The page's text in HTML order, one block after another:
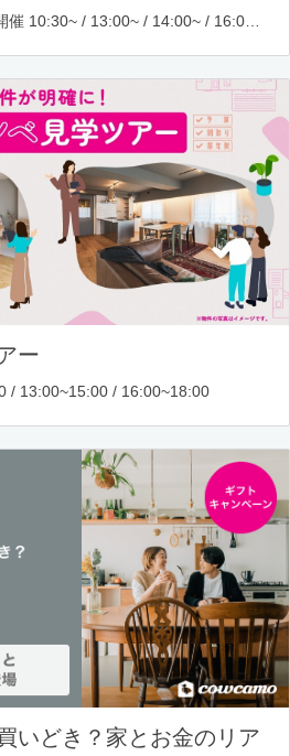
ー
/ 13:00~15:00 / 16:00~18:00
いどき？家とお金のリア